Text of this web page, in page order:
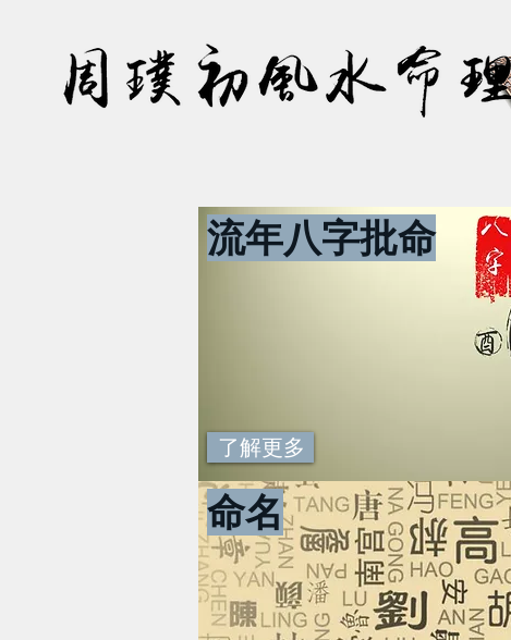
流年八字批命
了解更多
命名